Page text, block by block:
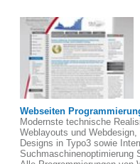
Webseiten
Modernste technische
Weblayouts und
Designs in Typo3 sowie
Suchmaschinenoptimierung